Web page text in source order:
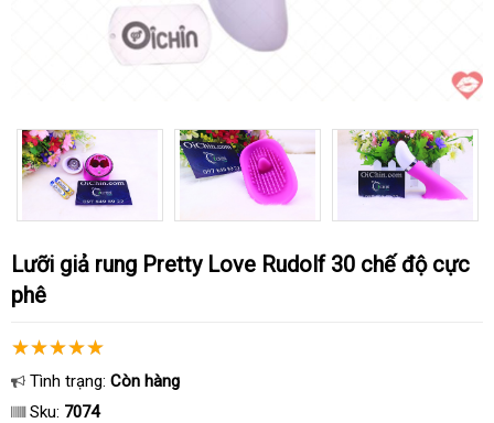
Lưỡi giả rung Pretty Love Rudolf 30 chế độ cực
phê
Tình trạng: Còn hàng
Sku: 7074